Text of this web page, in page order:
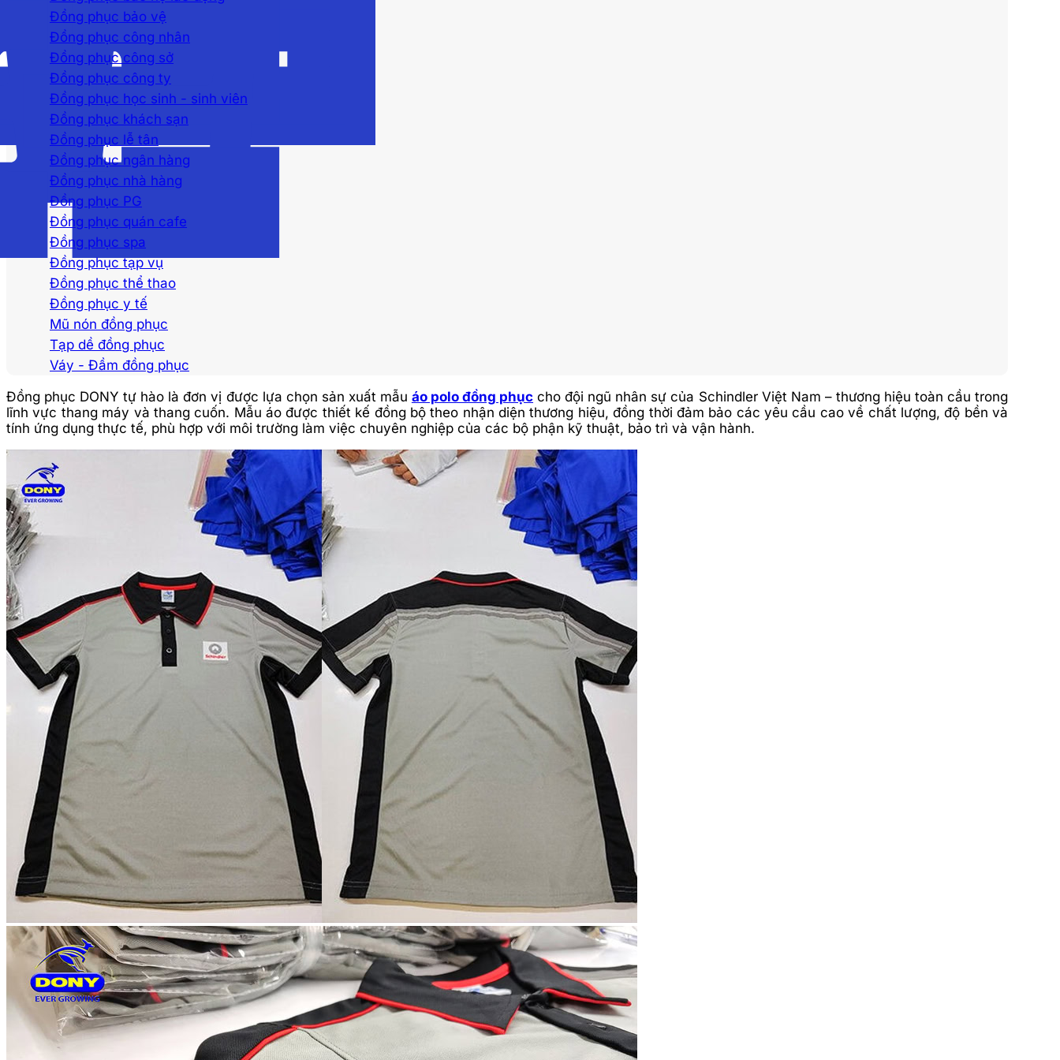
Đồng phục bảo vệ
Đồng phục công nhân
Đồng phục công sở
Đồng phục công ty
Đồng phục học sinh - sinh viên
Đồng phục khách sạn
Đồng phục lễ tân
Đồng phục ngân hàng
Đồng phục nhà hàng
Đồng phục PG
Đồng phục quán cafe
Đồng phục spa
Đồng phục tạp vụ
Đồng phục thể thao
Đồng phục y tế
Mũ nón đồng phục
Tạp dề đồng phục
Váy - Đầm đồng phục
Đồng phục DONY tự hào là đơn vị được lựa chọn sản xuất mẫu áo polo đồng phục cho đội ngũ nhân sự của Schindler Việt Nam – thương hiệu toàn cầu trong
lĩnh vực thang máy và thang cuốn. Mẫu áo được thiết kế đồng bộ theo nhận diện thương hiệu, đồng thời đảm bảo các yêu cầu cao về chất lượng, độ bền và
tính ứng dụng thực tế, phù hợp với môi trường làm việc chuyên nghiệp của các bộ phận kỹ thuật, bảo trì và vận hành.